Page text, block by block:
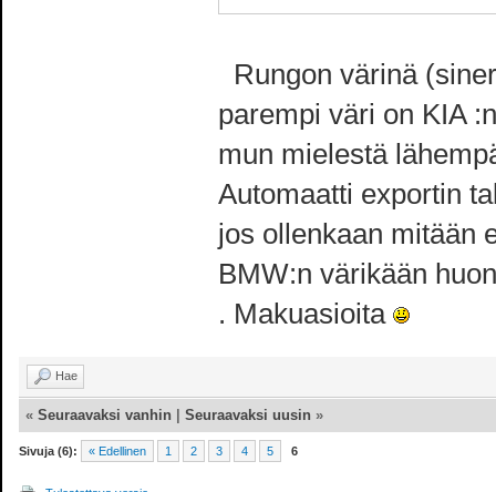
Rungon värinä
parempi väri on KIA
mun mielestä
Automaatti exportin
jos ollenkaan mitään
BMW:n värikään
. Makuasioita
Hae
«Seuraavaksi vanhin |Seuraavaksi uusin »
Sivuja (6): « Edellinen 1 2 3 4 5 6